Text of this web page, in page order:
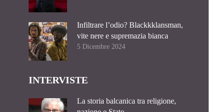
Infiltrare l’odio? Blackkklansman,
vite nere e supremazia bianca
5 Dicembre 2024
INTERVISTE
La storia balcanica tra religione,